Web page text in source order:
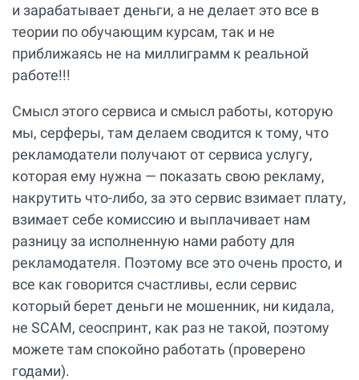
и зарабатывает деньги, а не делает это все в
теории по обучающим курсам, так и не
приближаясь не на миллиграмм к реальной
работе!!!
Смысл этого сервиса и смысл работы, которую
мы, серферы, там делаем сводится к тому, что
рекламодатели получают от сервиса услугу,
которая ему нужна — показать свою рекламу,
накрутить что-либо, за это сервис взимает плату,
взимает себе комиссию и выплачивает нам
разницу за исполненную нами работу для
рекламодателя. Поэтому все это очень просто, и
все как говорится счастливы, если сервис
который берет деньги не мошенник, ни кидала,
не SCAM, сеоспринт, как раз не такой, поэтому
можете там спокойно работать (проверено
годами).